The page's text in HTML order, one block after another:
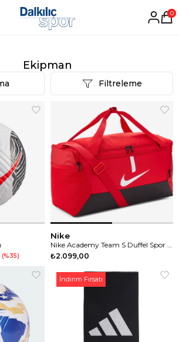
0
Ekipman
Filtreleme
%35
Nike
₺2.099,00
İndirim Fırsatı